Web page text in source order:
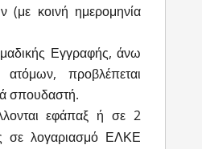
(με κοινή ημερομηνία
Εγγραφής, άνω
προβλέπεται
σπουδαστή.
εφάπαξ ή σε 2
σε λογαριασμό ΕΛΚΕ